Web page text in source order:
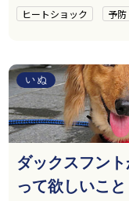
ヒートショック 予防
いぬ
ダックスフン
って欲しいこと